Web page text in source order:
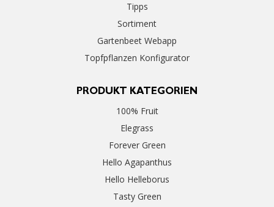
Tipps
Sortiment
Gartenbeet Webapp
Topfpflanzen Konfigurator
PRODUKT KATEGORIEN
100% Fruit
Elegrass
Forever Green
Hello Agapanthus
Hello Helleborus
Tasty Green